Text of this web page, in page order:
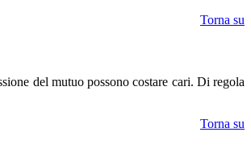
Torna su
del mutuo possono costare cari. Di regola
Torna su